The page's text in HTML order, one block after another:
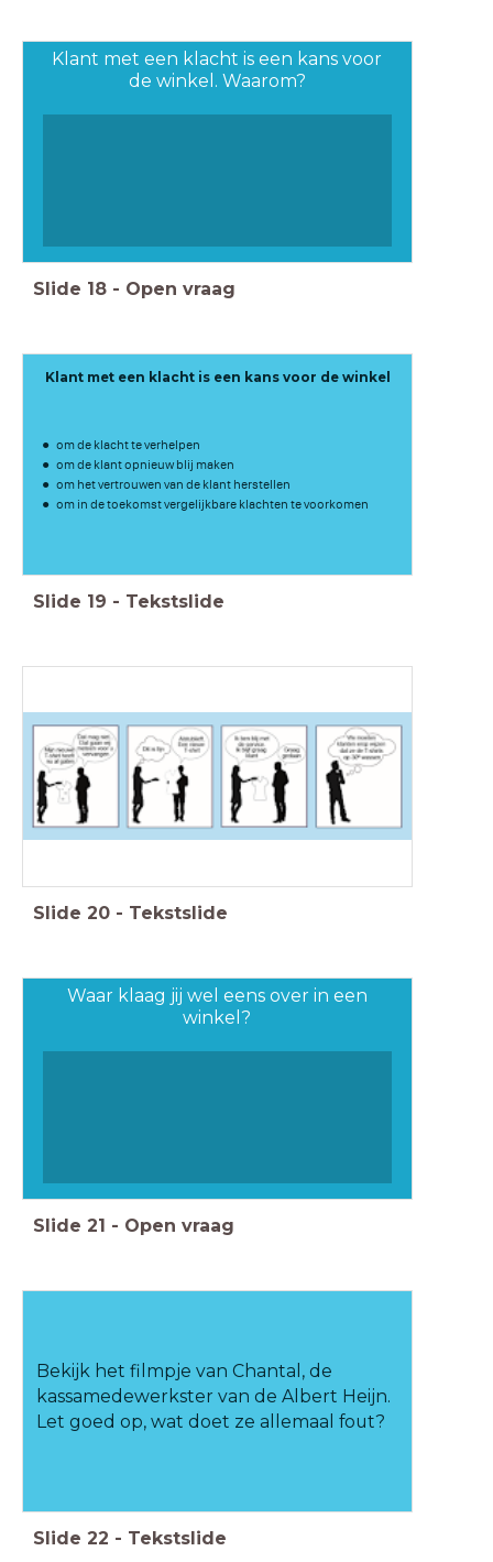
Klant met een klacht is een kans voor
de winkel. Waarom?
Slide 18 - Open vraag
Klant met een klacht is een kans voor de winkel
om de klacht te verhelpen
om de klant opnieuw blij maken
om het vertrouwen van de klant herstellen
om in de toekomst vergelijkbare klachten te voorkomen
Slide 19 - Tekstslide
Slide 20 - Tekstslide
Waar klaag jij wel eens over in een
winkel?
Slide 21 - Open vraag
Bekijk het filmpje van Chantal, de
kassamedewerkster van de Albert Heijn.
Let goed op, wat doet ze allemaal fout?
Slide 22 - Tekstslide